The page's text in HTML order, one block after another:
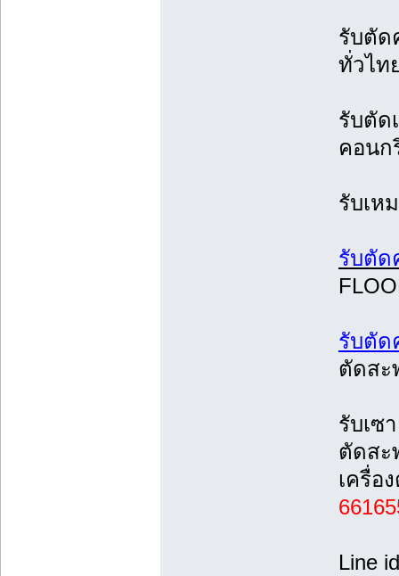
รับตัด
ทั่วไท
รับตัด
คอนก
รับเห
รับตัด
รับตัด
ตัดสะ
รับเซ
ตัดสะ
เครื่
Line